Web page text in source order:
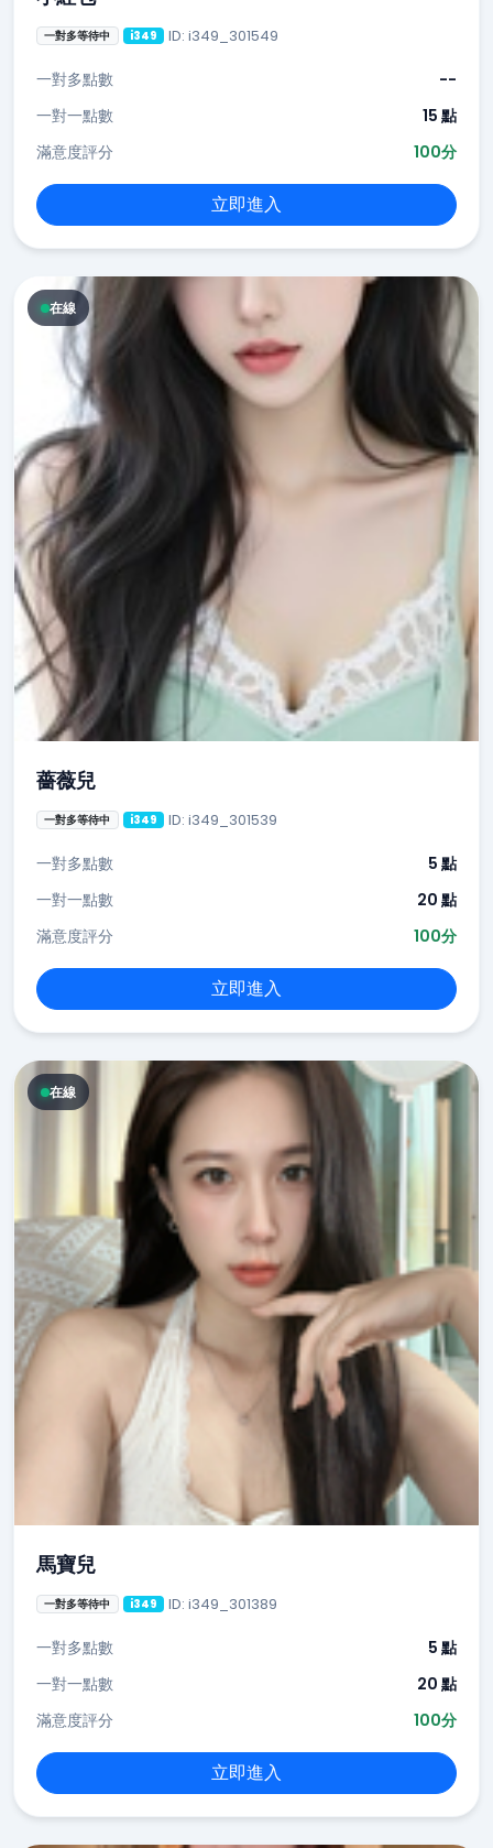
一對多等待中 i349 ID: i349_301549
一對多點數
--
一對一點數
15 點
滿意度評分
100分
立即進入
在線
薔薇兒
一對多等待中 i349 ID: i349_301539
一對多點數
5 點
一對一點數
20 點
滿意度評分
100分
立即進入
在線
馬寶兒
一對多等待中 i349 ID: i349_301389
一對多點數
5 點
一對一點數
20 點
滿意度評分
100分
立即進入